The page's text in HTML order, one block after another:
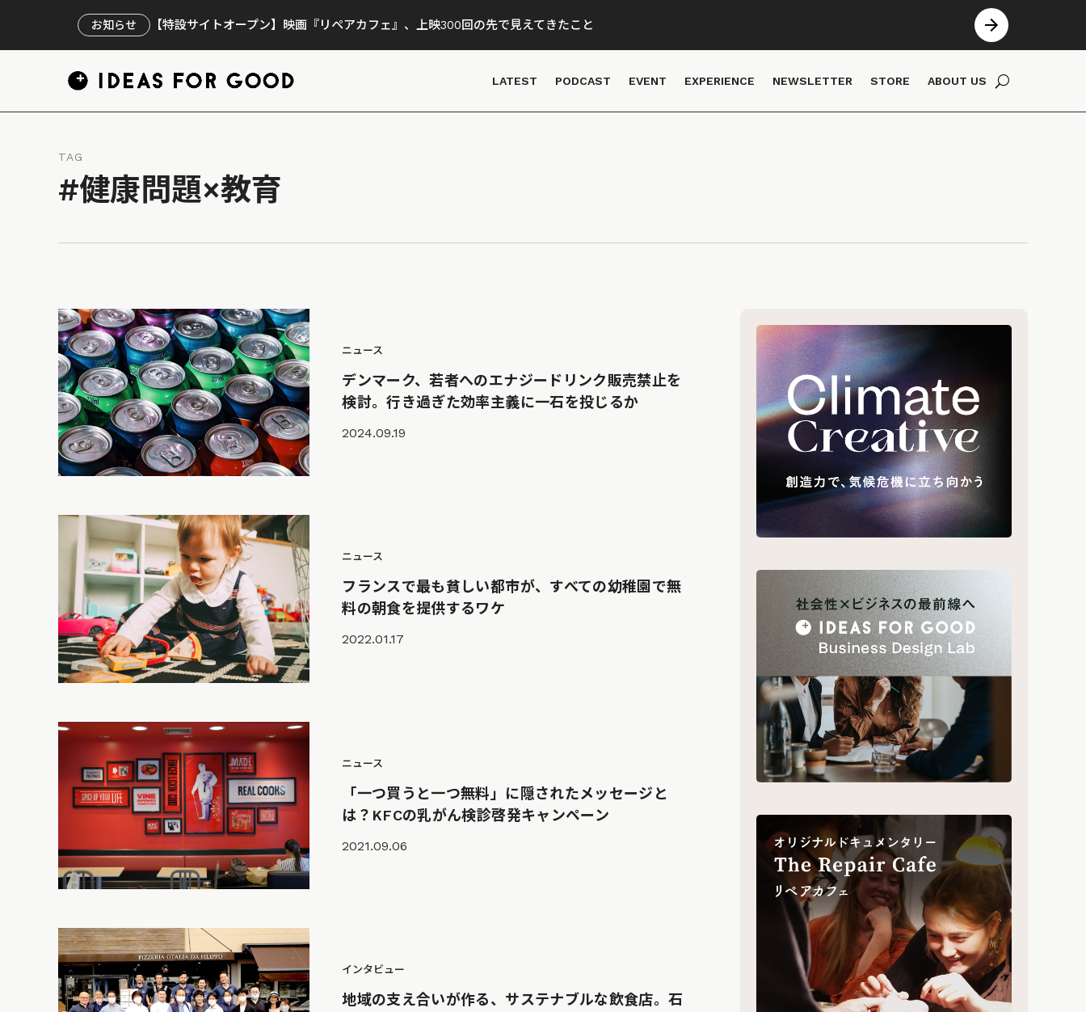
お知らせ 【特設サイトオープン】映画『リペアカフェ』、上映300回の先で見えてきたこと
LATEST PODCAST EVENT EXPERIENCE NEWSLETTER STORE ABOUT US
TAG
#健康問題×教育
ニュース
デンマーク、若者へのエナジードリンク販売禁止を
検討。行き過ぎた効率主義に一石を投じるか
2024.09.19
ニュース
フランスで最も貧しい都市が、すべての幼稚園で無
料の朝食を提供するワケ
2022.01.17
ニュース
「一つ買うと一つ無料」に隠されたメッセージと
は？KFCの乳がん検診啓発キャンペーン
2021.09.06
インタビュー
地域の支え合いが作る、サステナブルな飲食店。石